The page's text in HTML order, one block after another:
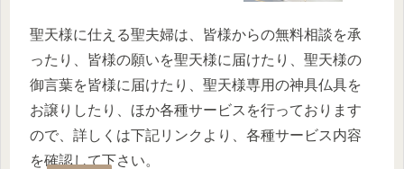
聖天様に仕える聖夫婦は、皆様からの無料相談を承
ったり、皆様の願いを聖天様に届けたり、聖天様の
御言葉を皆様に届けたり、聖天様専用の神具仏具を
お譲りしたり、ほか各種サービスを行っております
ので、詳しくは下記リンクより、各種サービス内容
を確認して下さい。